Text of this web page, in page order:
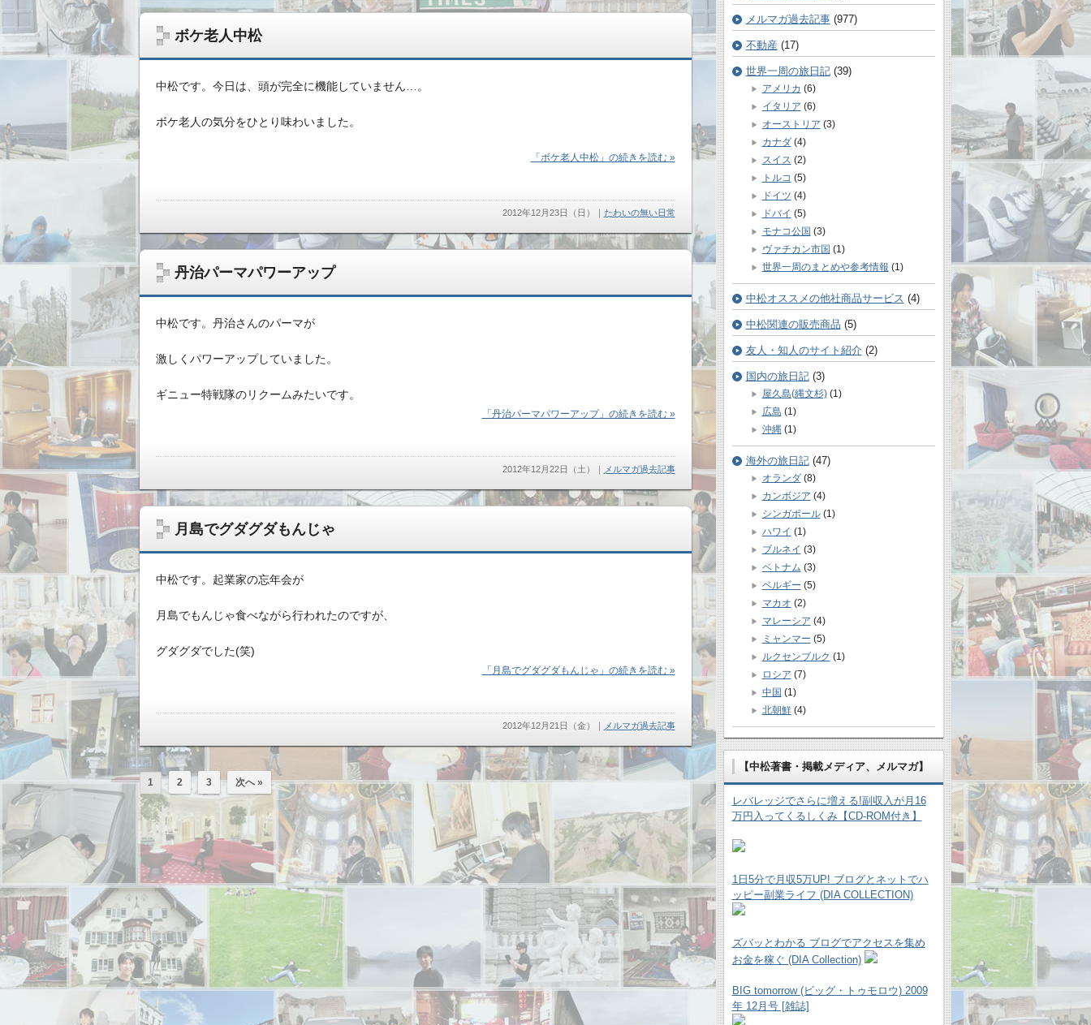
ボケ老人中松
中松です。今日は、頭が完全に機能していません…。
ボケ老人の気分をひとり味わいました。
「ボケ老人中松」の続きを読む »
2012年12月23日（日） ｜ たわいの無い日常
丹治パーマパワーアップ
中松です。丹治さんのパーマが
激しくパワーアップしていました。
ギニュー特戦隊のリクームみたいです。
「丹治パーマパワーアップ」の続きを読む »
2012年12月22日（土） ｜ メルマガ過去記事
月島でグダグダもんじゃ
中松です。起業家の忘年会が
月島でもんじゃ食べながら行われたのですが、
グダグダでした(笑)
「月島でグダグダもんじゃ」の続きを読む »
2012年12月21日（金） ｜ メルマガ過去記事
1 2 3 次へ »
メルマガ過去記事(977)
不動産 (17)
世界一周の旅日記(39)
アメリカ (6)
イタリア (6)
オーストリア (3)
カナダ(4)
スイス (2)
トルコ (5)
ドイツ (4)
ドバイ (5)
モナコ公国 (3)
ヴァチカン市国 (1)
世界一周のまとめや参考情報 (1)
中松オススメの他社商品サービス (4)
中松関連の販売商品 (5)
友人・知人のサイト紹介(2)
国内の旅日記(3)
屋久島(縄文杉)(1)
広島 (1)
沖縄(1)
海外の旅日記(47)
オランダ(8)
カンボジア (4)
シンガポール(1)
ハワイ (1)
ブルネイ (3)
ベトナム (3)
ベルギー (5)
マカオ (2)
マレーシア (4)
ミャンマー (5)
ルクセンブルク (1)
ロシア (7)
中国 (1)
北朝鮮(4)
【中松著書・掲載メディア、メルマガ】
レバレッジでさらに増える!副収入が月16
万円入ってくるしくみ【CD-ROM付き】
1日5分で月収5万UP! ブログとネットでハ
ッピー副業ライフ (DIA COLLECTION)
ズバッとわかる ブログでアクセスを集め
お金を稼ぐ (DIA Collection)
BIG tomorrow (ビッグ・トゥモロウ) 2009
年 12月号 [雑誌]